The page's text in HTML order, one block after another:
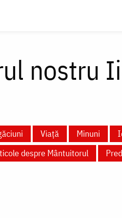
nostru
Viață Minuni
despre Mântuitorul